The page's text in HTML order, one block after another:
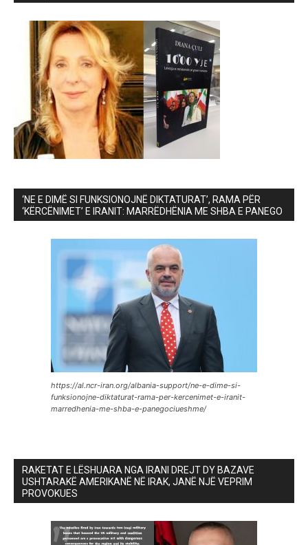
‘NE E DIMË SI FUNKSIONOJNË DIKTATURAT’, RAMA PËR
‘KËRCËNIMET’ E IRANIT: MARRËDHËNIA ME SHBA E PANEGO
https://al.ncr-iran.org/albania-support/ne-e-dime-si-
funksionojne-diktaturat-rama-per-kercenimet-e-iranit-
marredhenia-me-shba-e-panegociueshme/
RAKETAT E LËSHUARA NGA IRANI DREJT DY BAZAVE
USHTARAKË AMERIKANË NË IRAK, JANË NJË VEPRIM
PROVOKUES